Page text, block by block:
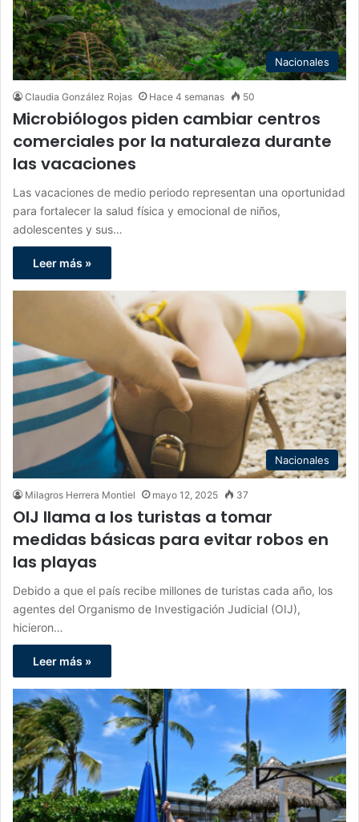
Nacionales
Claudia González Rojas Hace 4 semanas 50
Microbiólogos piden cambiar centros
comerciales por la naturaleza durante
las vacaciones
Las vacaciones de medio periodo representan una oportunidad
para fortalecer la salud física y emocional de niños,
adolescentes y sus…
Leer más »
Nacionales
Milagros Herrera Montiel mayo 12, 2025 37
OIJ llama a los turistas a tomar
medidas básicas para evitar robos en
las playas
Debido a que el país recibe millones de turistas cada año, los
agentes del Organismo de Investigación Judicial (OIJ),
hicieron…
Leer más »